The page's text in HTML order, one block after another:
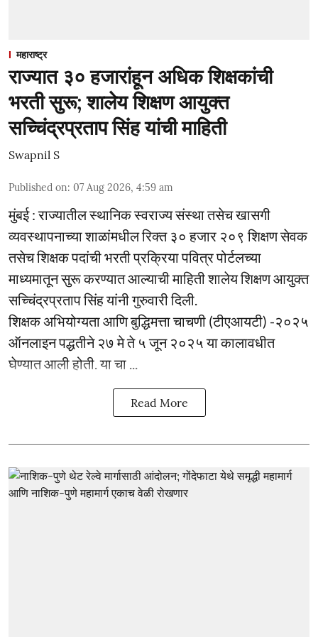
महाराष्ट्र
राज्यात ३० हजारांहून अधिक शिक्षकांची
भरती सुरू; शालेय शिक्षण आयुक्त
सच्चिंद्रप्रताप सिंह यांची माहिती
Swapnil S
Published on: 07 Aug 2026, 4:59 am
मुंबई : राज्यातील स्थानिक स्वराज्य संस्था तसेच खासगी
व्यवस्थापनाच्या शाळांमधील रिक्त ३० हजार २०९ शिक्षण सेवक
तसेच शिक्षक पदांची भरती प्रक्रिया पवित्र पोर्टलच्या
माध्यमातून सुरू करण्यात आल्याची माहिती शालेय शिक्षण आयुक्त
सच्चिंद्रप्रताप सिंह यांनी गुरुवारी दिली.
शिक्षक अभियोग्यता आणि बुद्धिमत्ता चाचणी (टीएआयटी) -२०२५
ऑनलाइन पद्धतीने २७ मे ते ५ जून २०२५ या कालावधीत
घेण्यात आली होती. या चा ...
Read More